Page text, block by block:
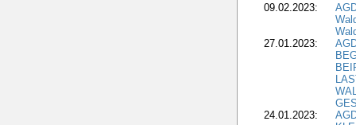
09.02.2023:
27.01.2023:
24.01.2023: